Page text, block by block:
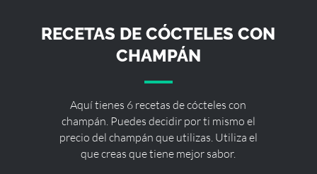
RECETAS DE CÓCTELES CON
CHAMPÁN
Aquí tienes 6 recetas de cócteles con
champán. Puedes decidir por ti mismo el
precio del champán que utilizas. Utiliza el
que creas que tiene mejor sabor.